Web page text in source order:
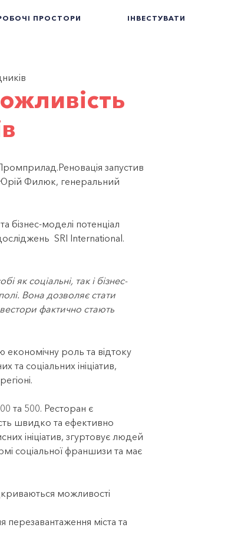
ПРОСТОРИ ІНВЕСТУВАТИ
запустив
Юрій Филюк, генеральний
бізнес-моделі потенціал
SRI International.
як соціальні, так і бізнес-
Вона дозволяє стати
фактично стають
роль та відтоку
та соціальних ініціатив,
та 500. Ресторан є
швидко та ефективно
ініціатив, згуртовує людей
соціальної франшизи та має
можливості
міста та